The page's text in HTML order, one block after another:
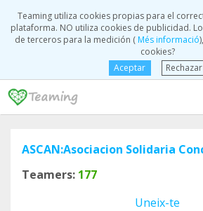
Teaming utiliza cookies propias para el
plataforma. NO utiliza cookies de publicidad.
de terceros para la medición (Més informació
cookies?
Aceptar
Rechazar
ASCAN:Asociacion Solidaria
Teamers: 177
Uneix-te